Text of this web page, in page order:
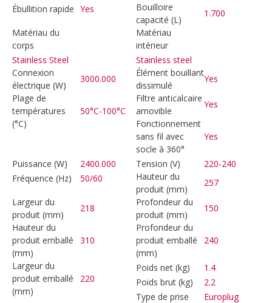
Ébullition rapide Yes
Bouilloire
capacité (L)
1.700
Matériau du
corps
Stainless Steel
Matériau
intérieur
Stainless steel
Connexion
électrique (W)
3000.000
Élément bouillant
dissimulé
Yes
Plage de
températures
(°C)
50°C-100°C
Filtre anticalcaire
amovible
Yes
Fonctionnement
sans fil avec
socle à 360°
Yes
Puissance (W) 2400.000 Tension (V)
220-240
Fréquence (Hz)
50/60
Hauteur du
produit (mm)
257
Largeur du
produit (mm)
218
Profondeur du
produit (mm)
150
Hauteur du
produit emballé
(mm)
310
Profondeur du
produit emballé
(mm)
240
Largeur du
produit emballé
(mm)
220
Poids net (kg)
1.4
Poids brut (kg)
2.2
Type de prise
Europlug